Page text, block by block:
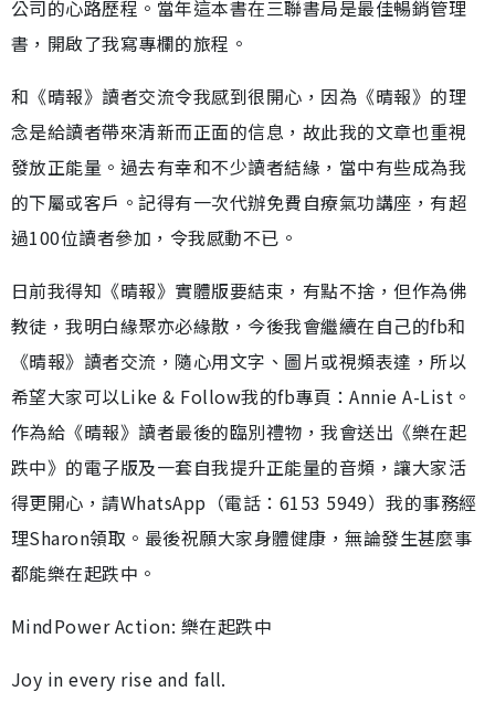
公司的心路歷程。當年這本書在三聯書局是最佳暢銷管理
書，開啟了我寫專欄的旅程。
和《晴報》讀者交流令我感到很開心，因為《晴報》的理
念是給讀者帶來清新而正面的信息，故此我的文章也重視
發放正能量。過去有幸和不少讀者結緣，當中有些成為我
的下屬或客戶。記得有一次代辦免費自療氣功講座，有超
過100位讀者參加，令我感動不已。
日前我得知《晴報》實體版要結束，有點不捨，但作為佛
教徒，我明白緣聚亦必緣散，今後我會繼續在自己的fb和
《晴報》讀者交流，隨心用文字、圖片或視頻表達，所以
希望大家可以Like & Follow我的fb專頁：Annie A-List。
作為給《晴報》讀者最後的臨別禮物，我會送出《樂在起
跌中》的電子版及一套自我提升正能量的音頻，讓大家活
得更開心，請WhatsApp（電話：6153 5949）我的事務經
理Sharon領取。最後祝願大家身體健康，無論發生甚麼事
都能樂在起跌中。
MindPower Action: 樂在起跌中
Joy in every rise and fall.